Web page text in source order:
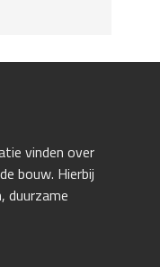
vinden over
bouw. Hierbij
duurzame